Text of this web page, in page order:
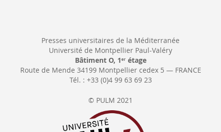
Presses universitaires de la Méditerranée
Université de Montpellier Paul-Valéry
Bâtiment O, 1 erétage
Route de Mende 34199 Montpellier cedex 5 — FRANCE
Tél. : +33 (0)4 99 63 69 23
© PULM 2021